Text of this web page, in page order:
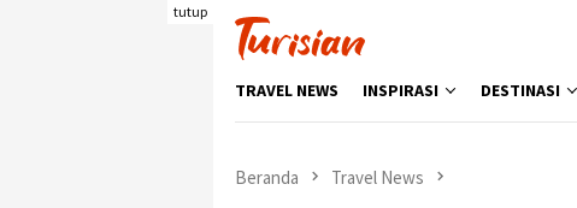
tutup
TRAVEL NEWS INSPIRASI DESTINASI
Beranda Travel News